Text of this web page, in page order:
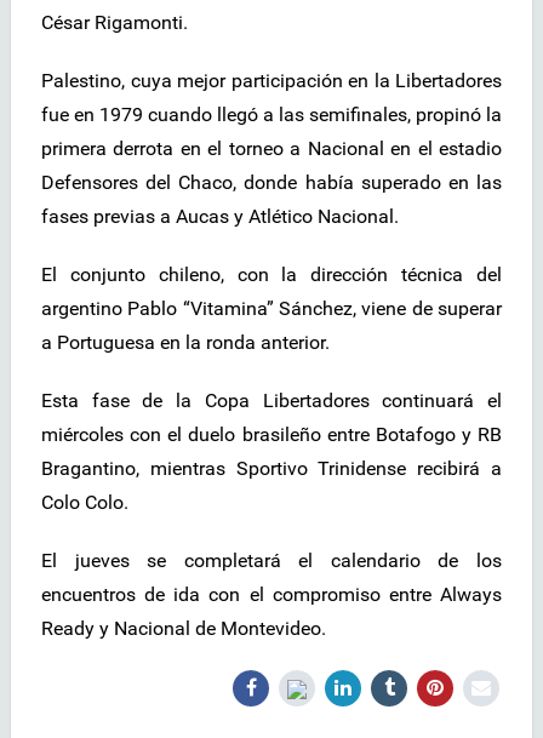
César Rigamonti.
Palestino, cuya mejor participación en la Libertadores
fue en 1979 cuando llegó a las semifinales, propinó la
primera derrota en el torneo a Nacional en el estadio
Defensores del Chaco, donde había superado en las
fases previas a Aucas y Atlético Nacional.
El conjunto chileno, con la dirección técnica del
argentino Pablo “Vitamina” Sánchez, viene de superar
a Portuguesa en la ronda anterior.
Esta fase de la Copa Libertadores continuará el
miércoles con el duelo brasileño entre Botafogo y RB
Bragantino, mientras Sportivo Trinidense recibirá a
Colo Colo.
El jueves se completará el calendario de los
encuentros de ida con el compromiso entre Always
Ready y Nacional de Montevideo.